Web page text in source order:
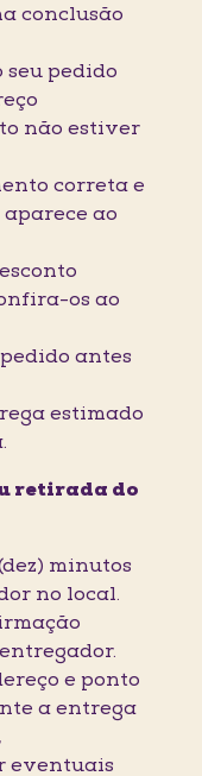
conclusão
seu pedido
não estiver
correta e
ao
os ao
antes
estimado
retirada do
minutos
no local.
e ponto
a entrega
eventuais